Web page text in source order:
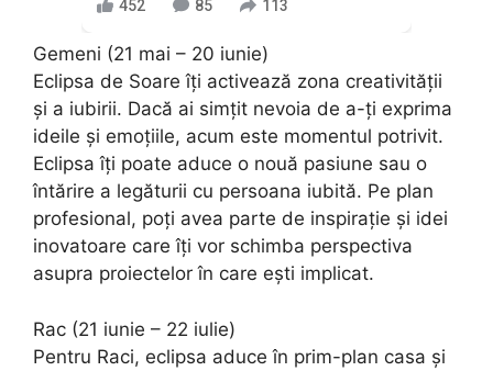
452 85 113
Gemeni (21 mai – 20 iunie)
Eclipsa de Soare îți activează zona creativității
și a iubirii. Dacă ai simțit nevoia de a-ți exprima
ideile și emoțiile, acum este momentul potrivit.
Eclipsa îți poate aduce o nouă pasiune sau o
întărire a legăturii cu persoana iubită. Pe plan
profesional, poți avea parte de inspirație și idei
inovatoare care îți vor schimba perspectiva
asupra proiectelor în care ești implicat.
Rac (21 iunie – 22 iulie)
Pentru Raci, eclipsa aduce în prim-plan casa și